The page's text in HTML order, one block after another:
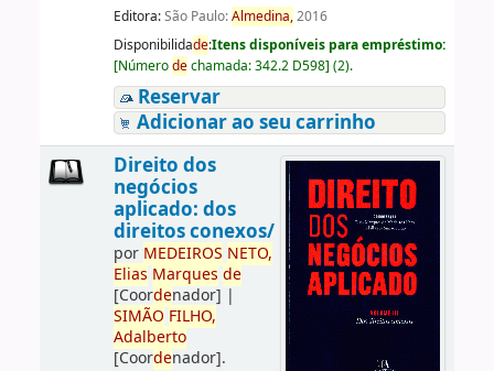
Editora:São Paulo:Almedina,2016
Disponibilidade:Itens disponíveis para empréstimo:
[Númerodechamada:342.2 D598] (2).
Reservar
Adicionar ao seu carrinho
Direito dos
negócios
aplicado: dos
direitos conexos/
por MEDEIROS NETO,
Elias Marques de
[Coordenador] |
SIMÃO FILHO,
Adalberto
[Coordenador].